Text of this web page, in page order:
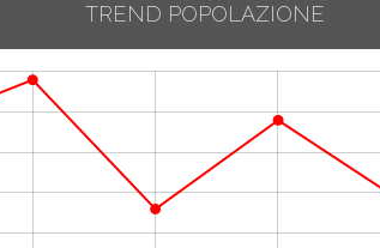
TREND POPOLAZIONE